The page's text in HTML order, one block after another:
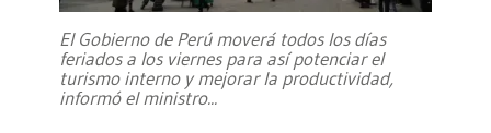
El Gobierno de Perú moverá todos los días
feriados a los viernes para así potenciar el
turismo interno y mejorar la productividad,
informó el ministro...